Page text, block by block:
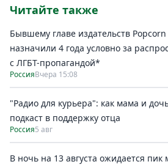
Читайте также
Бывшему главе издательств
назначили 4 года условно за
с ЛГБТ-пропагандой*
РоссияВчера 15:08
"Радио для курьера": как мама и
подкаст в поддержку отца
Россия5 авг
В ночь на 13 августа ожидается пик